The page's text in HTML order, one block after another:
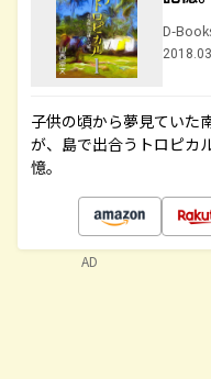
D-
子供の頃から夢見ていた
が、島で出合うトロピカ
憶。
AD